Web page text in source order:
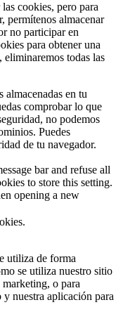
cookies, pero para
permítenos almacenar
no participar en
para obtener una
eliminaremos todas las
almacenadas en tu
comprobar lo que
no podemos
Puedes
de tu navegador.
bar and refuse all
to store this setting.
opening a new
utiliza de forma
se utiliza nuestro sitio
o para
nuestra aplicación para